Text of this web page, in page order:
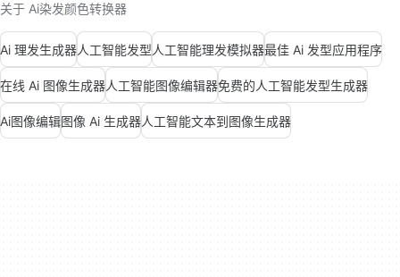
关于 Ai染发颜色转换器
Ai 理发生成器人工智能发型人工智能理发模拟器最佳 Ai 发型应用程序
在线 Ai 图像生成器人工智能图像编辑器免费的人工智能发型生成器
Ai图像编辑图像 Ai 生成器人工智能文本到图像生成器